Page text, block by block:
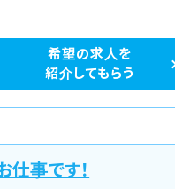
希望の求人を
紹介してもらう
事です！